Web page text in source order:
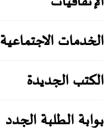
الخدمات الاجتماعية
الكتب الجديدة
بوابة الطلبة الجدد